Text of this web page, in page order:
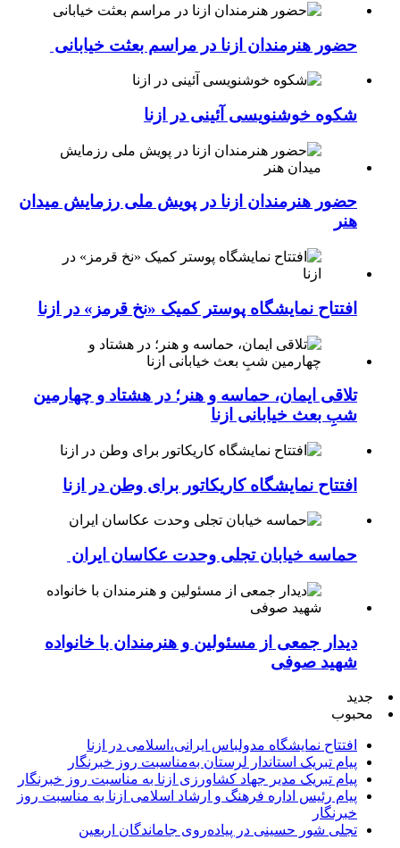
حضور هنرمندان ازنا در مراسم بعثت خیابانی
شکوه خوشنویسی آئینی در ازنا
حضور هنرمندان ازنا در پویش ملی رزمایش میدان
هنر
افتتاح نمایشگاه پوستر کمیک «نخ قرمز» در ازنا
تلاقی ایمان، حماسه و هنر؛ در هشتاد و چهارمین
شبِ بعث خیابانی ازنا
افتتاح نمایشگاه کاریکاتور برای وطن در ازنا
حماسه خیابان تجلی وحدت عکاسان ایران
دیدار جمعی از مسئولین و هنرمندان با خانواده
شهید صوفی
جدید
محبوب
افتتاح نمایشگاه مدولباس ایرانی،اسلامی در ازنا
پیام تبریک استاندار لرستان به‌مناسبت روز خبرنگار
پیام تبریک مدیر جهاد کشاورزی ازنا به مناسبت روز خبرنگار
پیام رئیس اداره فرهنگ و ارشاد اسلامی ازنا به مناسبت روز
خبرنگار
تجلی شور حسینی در پیاده‌روی جاماندگان اربعین